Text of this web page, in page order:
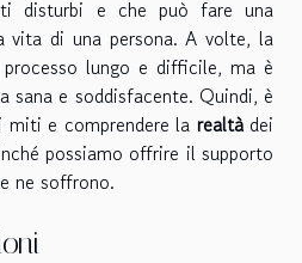
disturbi e che può fare una
vita di una persona. A volte, la
lungo e difficile, ma è
sana e soddisfacente. Quindi, è
miti e comprendere la realtàdei
possiamo offrire il supporto
ne soffrono.